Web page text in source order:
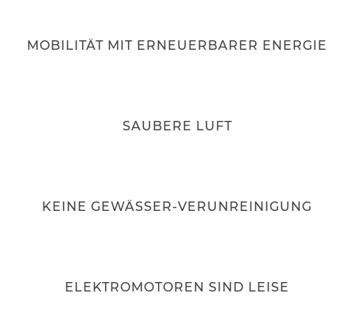
MOBILITÄT MIT ERNEUERBARER ENERGIE
SAUBERE LUFT
KEINE GEWÄSSER-VERUNREINIGUNG
ELEKTROMOTOREN SIND LEISE